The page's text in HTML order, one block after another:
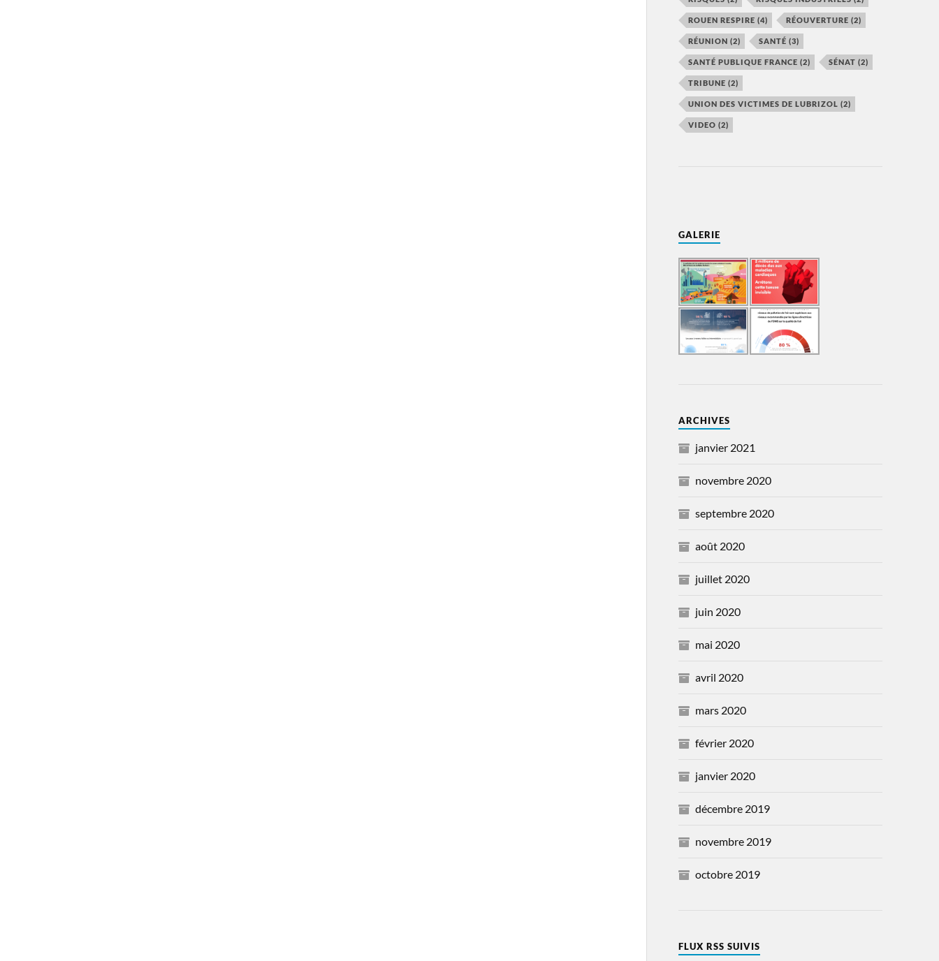
ROUEN RESPIRE (4) RÉOUVERTURE (2)
RÉUNION (2) SANTÉ (3)
SANTÉ PUBLIQUE FRANCE (2) SÉNAT (2)
TRIBUNE (2)
UNION DES VICTIMES DE LUBRIZOL (2)
VIDEO (2)
GALERIE
ARCHIVES
janvier 2021
novembre 2020
septembre 2020
août 2020
juillet 2020
juin 2020
mai 2020
avril 2020
mars 2020
février 2020
janvier 2020
décembre 2019
novembre 2019
octobre 2019
FLUX RSS SUIVIS